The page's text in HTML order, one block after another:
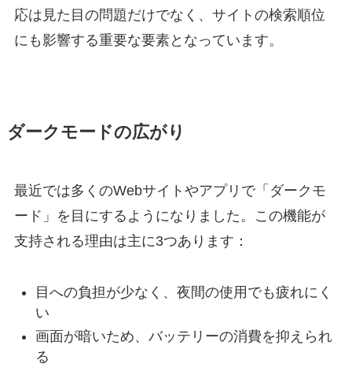
応は見た目の問題だけでなく、サイトの検索順位
にも影響する重要な要素となっています。
ダークモードの広がり
最近では多くのWebサイトやアプリで「ダークモ
ード」を目にするようになりました。この機能が
支持される理由は主に3つあります：
目への負担が少なく、夜間の使用でも疲れにく
い
画面が暗いため、バッテリーの消費を抑えられ
る